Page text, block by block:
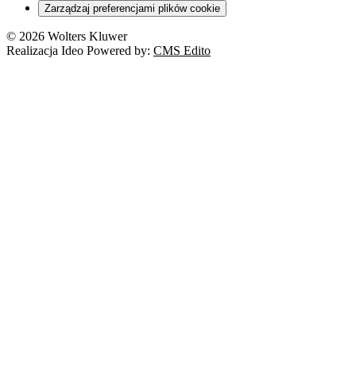
Zarządzaj preferencjami plików cookie
© 2026 Wolters Kluwer
Realizacja Ideo Powered by: CMS Edito